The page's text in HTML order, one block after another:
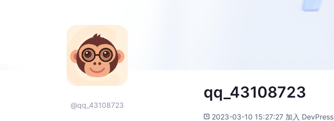
@qq_43108723
qq_43108723
2023-03-10 15:27:27 加入 DevPress